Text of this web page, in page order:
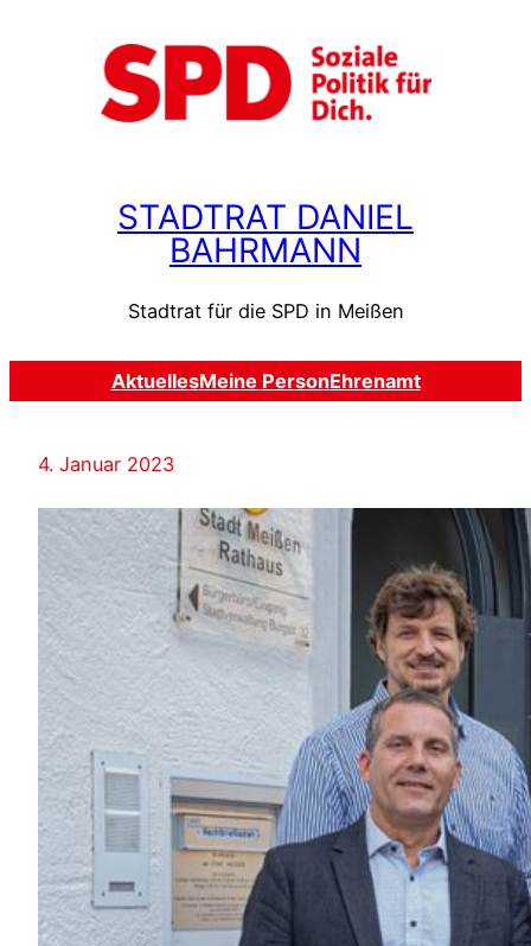
STADTRAT DANIEL
BAHRMANN
Stadtrat für die SPD in Meißen
AktuellesMeine PersonEhrenamt
4. Januar 2023